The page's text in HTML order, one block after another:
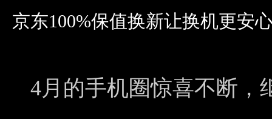
京东100%保值换新让换机更安
4月的手机圈惊喜不断，